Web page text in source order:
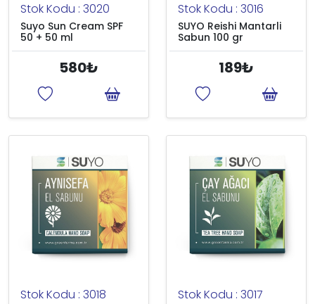
Stok Kodu : 3020
Suyo Sun Cream SPF
50 + 50 ml
580₺
Stok Kodu : 3016
SUYO Reishi Mantarli
Sabun 100 gr
189₺
Stok Kodu : 3018 Stok Kodu : 3017